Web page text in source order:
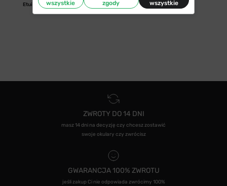
Etui/woreczek
ZWROTY DO 14 DNI
masz 14 dni na decyzję czy chcesz zostawić
swoje okulary czy zwrócisz
GWARANCJA 100% ZWROTU
jeśli zakup Ci nie odpowiada zwrócimy 100%
wszystkie
zgody
wszystkie